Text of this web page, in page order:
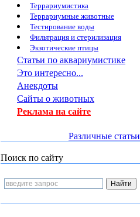
Террариумистика
Террариумные животные
Тестирование воды
Фильтрация и стерилизация
Экзотические птицы
Статьи по аквариумистике
Это интересно...
Анекдоты
Сайты о животных
Реклама на сайте
Различные статьи
Поиск по сайту